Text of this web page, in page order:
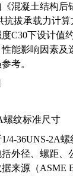
混凝土结构后
抗拔承载力计
度C30下设计值
能影响因素及
考。
螺纹标准尺寸
4-36UNS-2A螺
外径、螺距、
来源（ASME